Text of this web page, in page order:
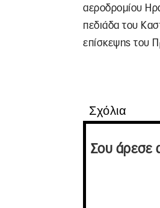
αεροδρομίου
πεδιάδα του
επίσκεψης του
Σχόλια
Σου άρεσε